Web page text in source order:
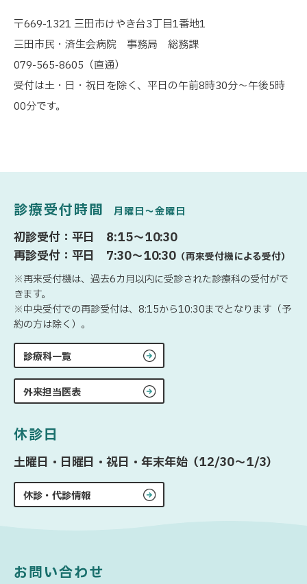
〒669-1321 三田市けやき台3丁目1番地1
三田市民・済生会病院 事務局 総務課
079-565-8605（直通）
受付は土・日・祝日を除く、平日の午前8時30分～午後5時
00分です。
診療受付時間 月曜日〜金曜日
初診受付：平日 8:15〜10:30
再診受付：平日 7:30〜10:30 （再来受付機による受付）
※再来受付機は、過去6カ月以内に受診された診療科の受付がで
きます。
※中央受付での再診受付は、8:15から10:30までとなります（予
約の方は除く）。
診療科一覧
外来担当医表
休診日
土曜日・日曜日・祝日・年末年始（12/30〜1/3）
休診・代診情報
お問い合わせ